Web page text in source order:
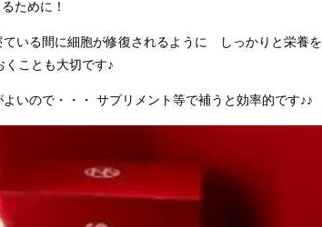
るために！
いる間に細胞が修復されるように しっかりと栄養を
くことも大切です♪
いので・・・ サプリメント等で補うと効率的です♪♪